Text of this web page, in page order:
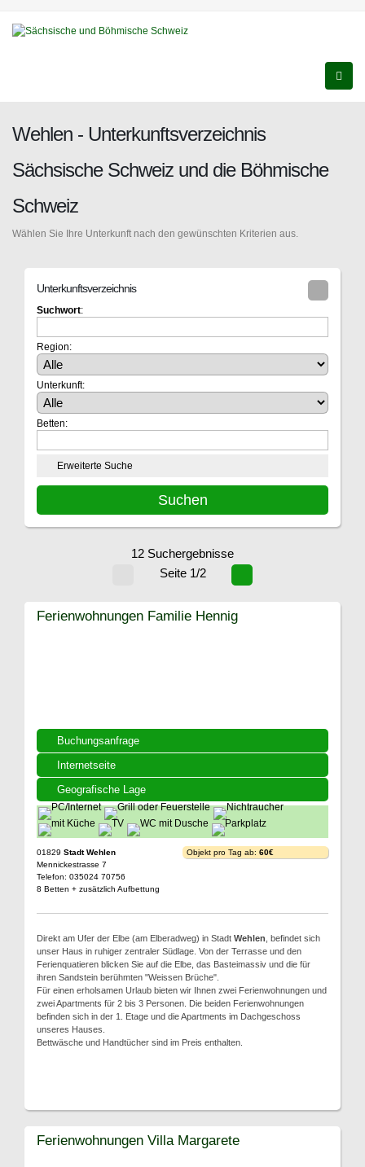
Wehlen - Unterkunftsverzeichnis
Sächsische Schweiz und die Böhmische
Schweiz
Wählen Sie Ihre Unterkunft nach den gewünschten Kriterien aus.
Unterkunftsverzeichnis
Suchwort:
Region:
Unterkunft:
Betten:
Erweiterte Suche
12 Suchergebnisse
Seite 1/2
Buchungsanfrage
Internetseite
Geografische Lage
Ferienwohnungen Familie Hennig
01829 Stadt Wehlen
Mennickestrasse 7
Telefon: 035024 70756
8 Betten + zusätzlich Aufbettung
Objekt pro Tag ab: 60€
Direkt am Ufer der Elbe (am Elberadweg) in Stadt Wehlen , befindet sich
unser Haus in ruhiger zentraler Südlage. Von der Terrasse und den
Ferienquatieren blicken Sie auf die Elbe, das Basteimassiv und die für
ihren Sandstein berühmten "Weissen Brüche".
Für einen erholsamen Urlaub bieten wir Ihnen zwei Ferienwohnungen und
zwei Apartments für 2 bis 3 Personen. Die beiden Ferienwohnungen
befinden sich in der 1. Etage und die Apartments im Dachgeschoss
unseres Hauses.
Bettwäsche und Handtücher sind im Preis enthalten.
Ferienwohnungen Villa Margarete